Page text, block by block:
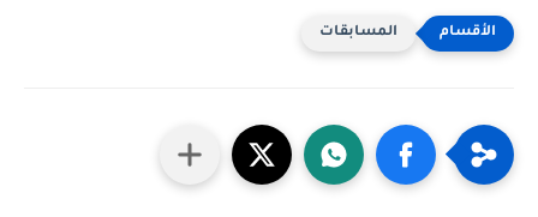
المسابقات